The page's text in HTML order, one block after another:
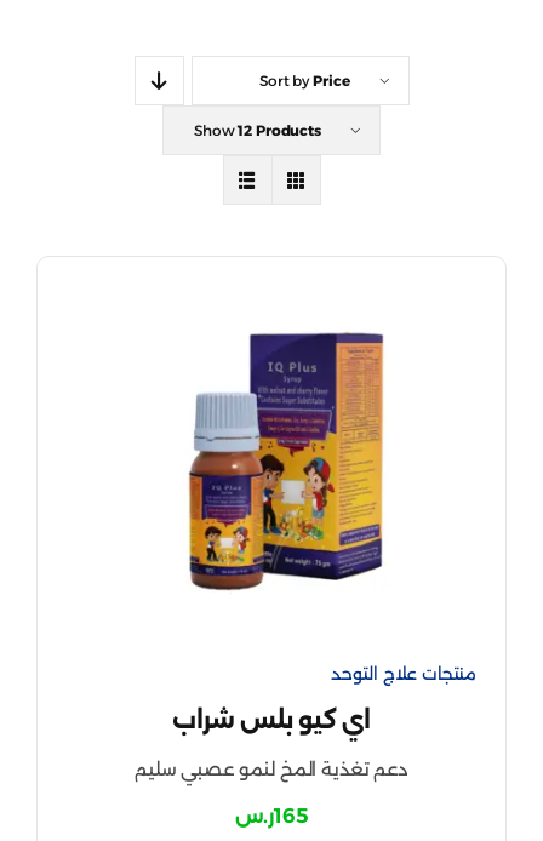
Sort byPrice
Show12 Products
منتجات علاج التوحد
اي كيو بلس شراب
دعم تغذية المخ لنمو عصبي سليم
165ر.س